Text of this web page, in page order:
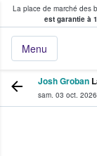
La place de marché des
est garantie à
Menu
fans
Josh Groban
sam. 03 oct. 2026